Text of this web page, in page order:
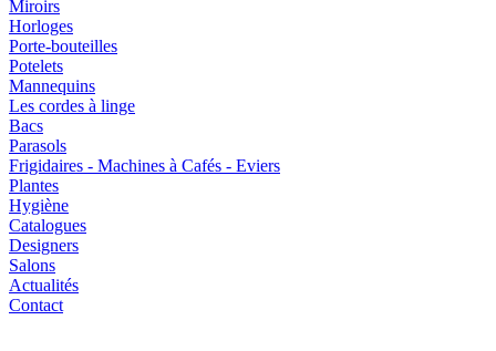
Miroirs
Horloges
Porte-bouteilles
Potelets
Mannequins
Les cordes à linge
Bacs
Parasols
Frigidaires - Machines à Cafés - Eviers
Plantes
Hygiène
Catalogues
Designers
Salons
Actualités
Contact